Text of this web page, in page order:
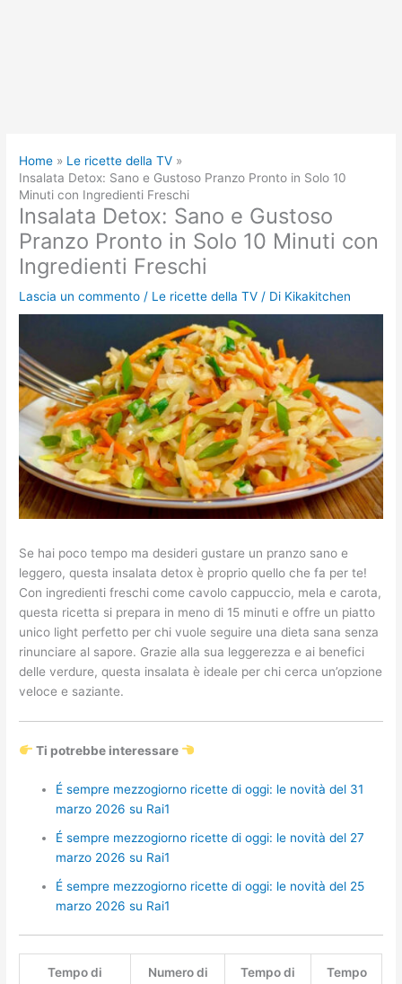
Home
Le ricette della TV
Insalata Detox: Sano e Gustoso Pranzo Pronto in Solo 10
Minuti con Ingredienti Freschi
Insalata Detox: Sano e Gustoso
Pranzo Pronto in Solo 10 Minuti con
Ingredienti Freschi
Lascia un commento / Le ricette della TV / Di Kikakitchen
Se hai poco tempo ma desideri gustare un pranzo sano e
leggero, questa insalata detox è proprio quello che fa per te!
Con ingredienti freschi come cavolo cappuccio, mela e carota,
questa ricetta si prepara in meno di 15 minuti e offre un piatto
unico light perfetto per chi vuole seguire una dieta sana senza
rinunciare al sapore. Grazie alla sua leggerezza e ai benefici
delle verdure, questa insalata è ideale per chi cerca un’opzione
veloce e saziante.
Ti potrebbe interessare
É sempre mezzogiorno ricette di oggi: le novità del 31
marzo 2026 su Rai1
É sempre mezzogiorno ricette di oggi: le novità del 27
marzo 2026 su Rai1
É sempre mezzogiorno ricette di oggi: le novità del 25
marzo 2026 su Rai1
Tempo di
Numero di
Tempo di
Tempo